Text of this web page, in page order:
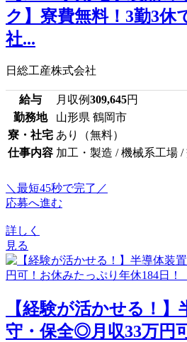
ク】寮費無料！3勤3休
社...
日総工産株式会社
給与 月収例309,645円
勤務地
山形県 鶴岡市
寮・社宅 あり（無料）
仕事内容 加工・製造 / 機械系工場 /
＼最短45秒で完了／
応募へ進む
詳しく
見る
【経験が活かせる！
守・保全◎月収33万円